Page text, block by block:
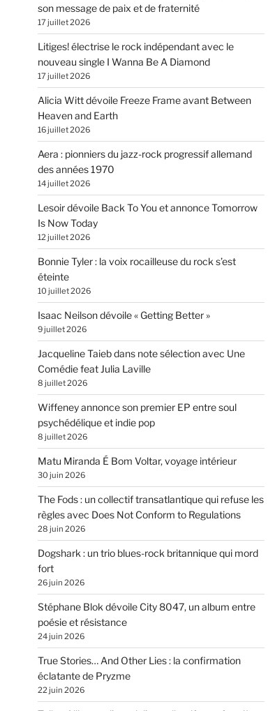
son message de paix et de fraternité
17 juillet 2026
Litiges! électrise le rock indépendant avec le
nouveau single I Wanna Be A Diamond
17 juillet 2026
Alicia Witt dévoile Freeze Frame avant Between
Heaven and Earth
16 juillet 2026
Aera : pionniers du jazz-rock progressif allemand
des années 1970
14 juillet 2026
Lesoir dévoile Back To You et annonce Tomorrow
Is Now Today
12 juillet 2026
Bonnie Tyler : la voix rocailleuse du rock s’est
éteinte
10 juillet 2026
Isaac Neilson dévoile « Getting Better »
9 juillet 2026
Jacqueline Taieb dans note sélection avec Une
Comédie feat Julia Laville
8 juillet 2026
Wiffeney annonce son premier EP entre soul
psychédélique et indie pop
8 juillet 2026
Matu Miranda É Bom Voltar, voyage intérieur
30 juin 2026
The Fods : un collectif transatlantique qui refuse les
règles avec Does Not Conform to Regulations
28 juin 2026
Dogshark : un trio blues-rock britannique qui mord
fort
26 juin 2026
Stéphane Blok dévoile City 8047, un album entre
poésie et résistance
24 juin 2026
True Stories… And Other Lies : la confirmation
éclatante de Pryzme
22 juin 2026